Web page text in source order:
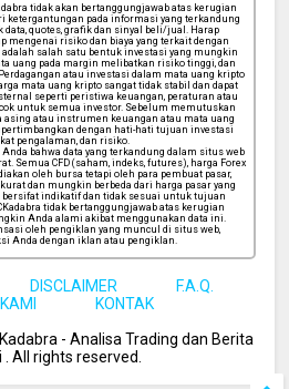
tidak akan bertanggungjawab atas kerugian
ketergantungan pada informasi yang terkandung
quotes, grafik dan sinyal beli/jual. Harap
mengenai risiko dan biaya yang terkait dengan
adalah salah satu bentuk investasi yang mungkin
uang pada margin melibatkan risiko tinggi, dan
atau investasi dalam mata uang kripto
mata uang kripto sangat tidak stabil dan dapat
seperti peristiwa keuangan, peraturan atau
untuk semua investor. Sebelum memutuskan
asing atau instrumen keuangan atau mata uang
dengan hati-hati tujuan investasi
pengalaman, dan risiko.
bahwa data yang terkandung dalam situs web
Semua CFD (saham, indeks, futures), harga Forex
oleh bursa tetapi oleh para pembuat pasar,
dan mungkin berbeda dari harga pasar yang
bersifat indikatif dan tidak sesuai untuk tujuan
tidak bertanggungjawab atas kerugian
Anda alami akibat menggunakan data ini.
oleh pengiklan yang muncul di situs web,
Anda dengan iklan atau pengiklan.
DISCLAIMER
F.A.Q.
KONTAK
- Analisa Trading dan Berita
All rights reserved.